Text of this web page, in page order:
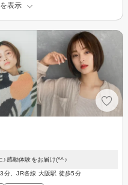
表示
感動体験をお届け(^^♪
分、JR各線 大阪駅 徒歩5分